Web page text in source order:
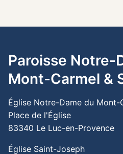
Paroisse Notre-
Mont-Carmel &
Église Notre-Dame du Mont-
Place de l'Église
83340 Le Luc-en-Provence
Église Saint-Joseph